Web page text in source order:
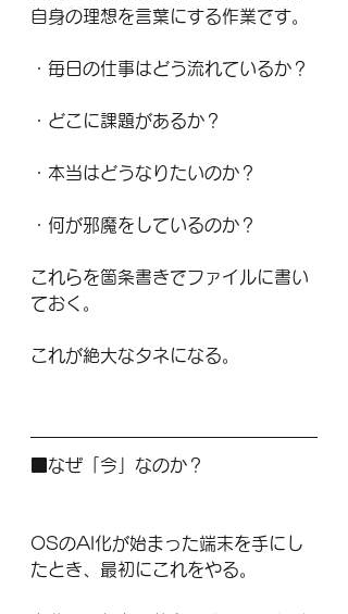
自身の理想を言葉にする作業です。
・毎日の仕事はどう流れているか？
・どこに課題があるか？
・本当はどうなりたいのか？
・何が邪魔をしているのか？
これらを箇条書きでファイルに書い
ておく。
これが絶大なタネになる。
■なぜ「今」なのか？
OSのAI化が始まった端末を手にし
たとき、最初にこれをやる。